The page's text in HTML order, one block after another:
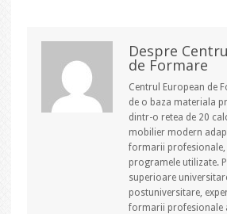
Despre
de Formare
Centrul European de
de o baza materiala
dintr-o retea de 20
mobilier modern
formarii profesionale,
programele utilizate.
superioare
postuniversitare,
formarii profesionale